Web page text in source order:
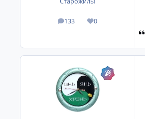
133
посты 0
Репутация